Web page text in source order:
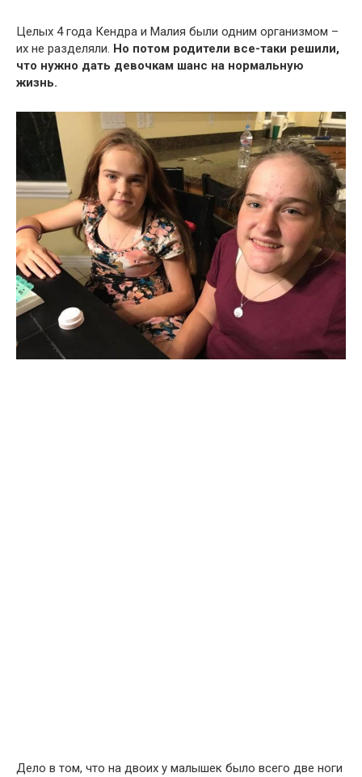
Целых 4 года Кендра и Малия были одним организмом –
их не разделяли. Но потом родители все-таки решили,
что нужно дать девочкам шанс на нормальную
жизнь.
Дело в том, что на двоих у малышек было всего две ноги